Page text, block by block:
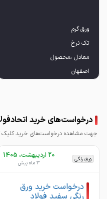
درخواست‌های خرید
جهت مشاهده درخواست‌های خرید کلیک
ورق رنگی 20 اردیبهشت، 1405
3 ماه پیش
درخواست خرید ورق